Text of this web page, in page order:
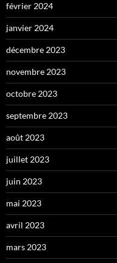
février 2024
janvier 2024
décembre 2023
novembre 2023
octobre 2023
septembre 2023
août 2023
juillet 2023
juin 2023
mai 2023
avril 2023
mars 2023